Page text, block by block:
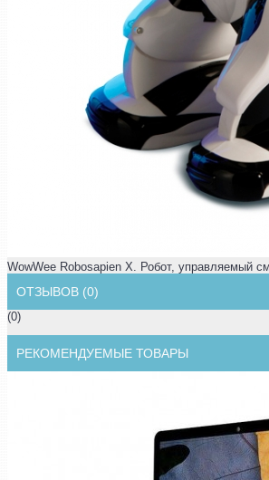
WowWee Robosapien X. Робот, управляемый
ОТЗЫВОВ (0)
(0)
РЕКОМЕНДУЕМЫЕ ТОВАРЫ